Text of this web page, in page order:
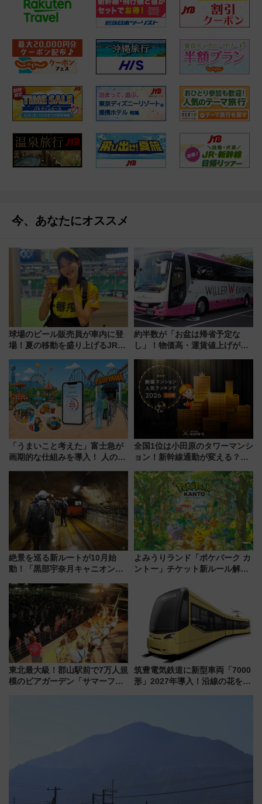
今、あなたにオススメ
球場のビール販売員が車内に登
場！夏の移動を盛り上げるJR九
月7日限定 ソフトバンクホーク
スとコラボ
約半数が「お盆は帰省予定な
し」！物価高・運賃値上げが財
りたいけど……【WILLER お盆
帰省動向調査】
「うまいこと考えた」富士急が
画期的な仕組みを導入！ 人のか
全国1位は小田原のタワーマンシ
ョン！新幹線通勤が変える？
【新築マンション人気ランキン
グ】
絶景を巡る新ルートが10月始
動！「黒部宇奈月キャニオンル
ジ」がオープン
よみうりランド「ポケパーク カ
ントー」チケット新ルール解
本人確認が11月スタート
東北最大級！郡山駅前で7万人規
模のビアガーデン「サマーフェ
筑豊電気鉄道に新型車両「7000
形」2027年導入！沿線の花をイ